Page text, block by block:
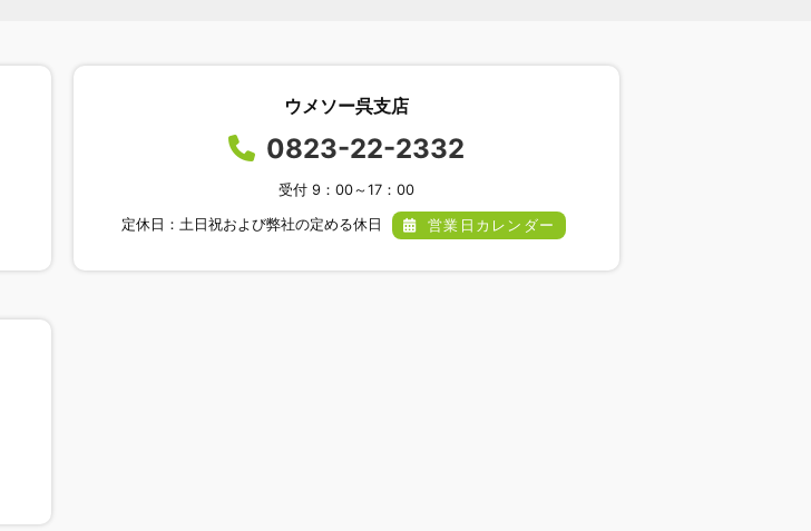
ウメソー呉支店
0823-22-2332
受付 9：00～17：00
定休日：土日祝および弊社の定める休日 営業日カレンダー